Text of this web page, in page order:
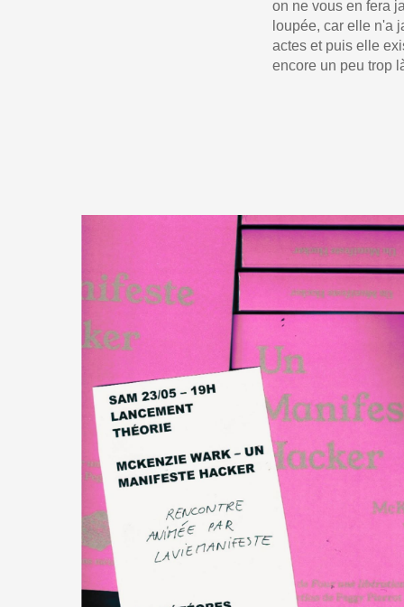
on ne vous en fera
loupée, car elle n'a
actes et puis elle
encore un peu trop